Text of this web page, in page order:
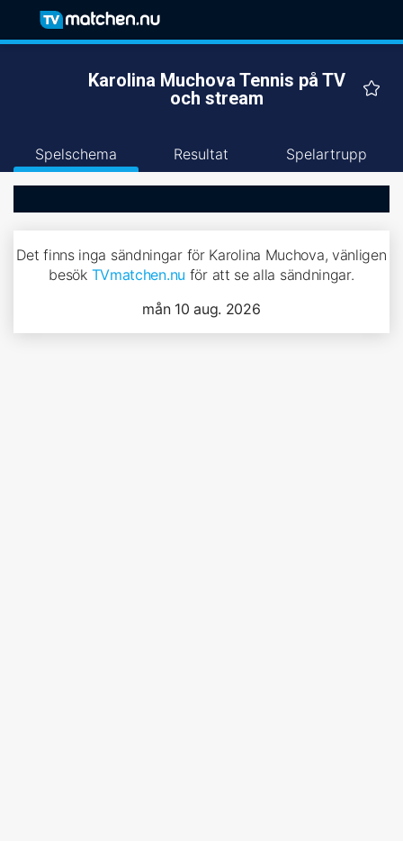
Karolina Muchova Tennis på TV
och stream
Spelschema Resultat Spelartrupp
Det finns inga sändningar för Karolina Muchova, vänligen
besök TVmatchen.nu för att se alla sändningar.
mån 10 aug. 2026